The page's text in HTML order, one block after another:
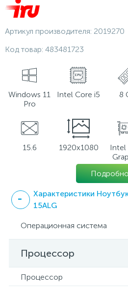
Артикул производителя: 2019270
Код товар: 483481723
Windows 11
Pro
Intel Core i5 8
15.6 1920x1080
Intel
Характеристики
15ALG
Операционная система
Процессор
Процессор